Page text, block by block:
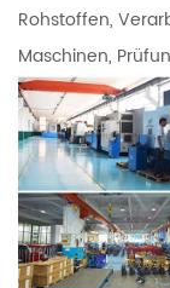
Rohstoffen,
Maschinen,